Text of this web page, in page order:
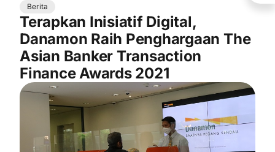
Berita
Terapkan Inisiatif Digital,
Danamon Raih Penghargaan The
Asian Banker Transaction
Finance Awards 2021